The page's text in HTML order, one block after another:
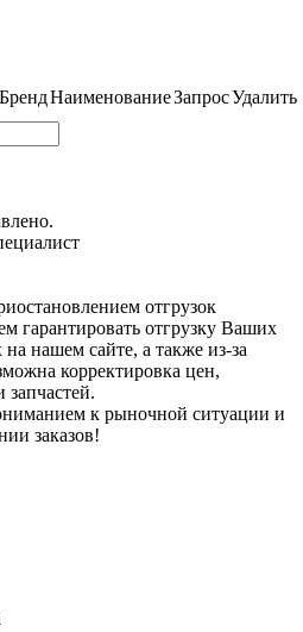
БрендНаименованиеЗапросУдалить
отгрузок
гарантировать отгрузку Ваших
нашем сайте, а также из-за
корректировка цен,
к рыночной ситуации и
заказов!